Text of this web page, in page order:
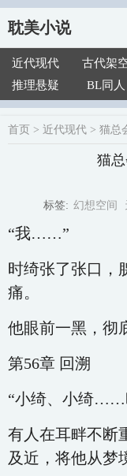
耽美小说
近代现代 古代架
推理悬疑
BL同人
首页 > 近代现代 > 猫总
猫
标签: 幻想空间
“我……”
时绮张了张口，
痛。
他眼前一黑，彻
第56章 回溯
“小绮、小绮……
有人在耳畔不断
及近，将他从梦